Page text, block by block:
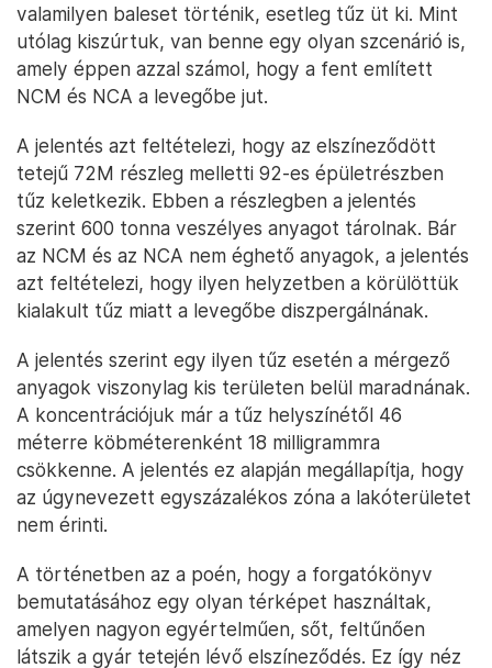
valamilyen baleset történik, esetleg tűz üt ki. Mint
utólag kiszúrtuk, van benne egy olyan szcenárió is,
amely éppen azzal számol, hogy a fent említett
NCM és NCA a levegőbe jut.
A jelentés azt feltételezi, hogy az elszíneződött
tetejű 72M részleg melletti 92-es épületrészben
tűz keletkezik. Ebben a részlegben a jelentés
szerint 600 tonna veszélyes anyagot tárolnak. Bár
az NCM és az NCA nem éghető anyagok, a jelentés
azt feltételezi, hogy ilyen helyzetben a körülöttük
kialakult tűz miatt a levegőbe diszpergálnának.
A jelentés szerint egy ilyen tűz esetén a mérgező
anyagok viszonylag kis területen belül maradnának.
A koncentrációjuk már a tűz helyszínétől 46
méterre köbméterenként 18 milligrammra
csökkenne. A jelentés ez alapján megállapítja, hogy
az úgynevezett egyszázalékos zóna a lakóterületet
nem érinti.
A történetben az a poén, hogy a forgatókönyv
bemutatásához egy olyan térképet használtak,
amelyen nagyon egyértelműen, sőt, feltűnően
látszik a gyár tetején lévő elszíneződés. Ez így néz